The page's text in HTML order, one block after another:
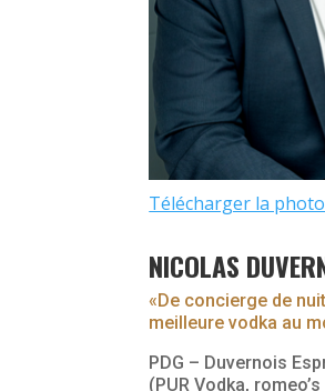
Télécharger la
NICOLAS
«De concierge de
meilleure vodka au
PDG – Duvernois
(PUR Vodka,